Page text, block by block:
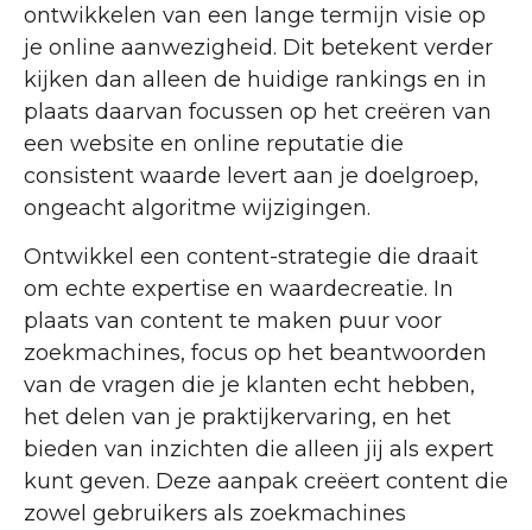
ontwikkelen van een lange termijn visie op
je online aanwezigheid. Dit betekent verder
kijken dan alleen de huidige rankings en in
plaats daarvan focussen op het creëren van
een website en online reputatie die
consistent waarde levert aan je doelgroep,
ongeacht algoritme wijzigingen.
Ontwikkel een content-strategie die draait
om echte expertise en waardecreatie. In
plaats van content te maken puur voor
zoekmachines, focus op het beantwoorden
van de vragen die je klanten echt hebben,
het delen van je praktijkervaring, en het
bieden van inzichten die alleen jij als expert
kunt geven. Deze aanpak creëert content die
zowel gebruikers als zoekmachines